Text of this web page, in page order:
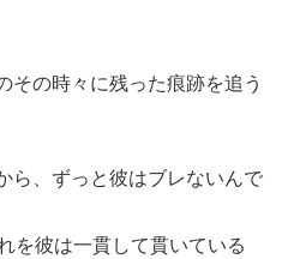
の時々に残った痕跡を追う
ら、ずっと彼はブレないんで
を彼は一貫して貫いている